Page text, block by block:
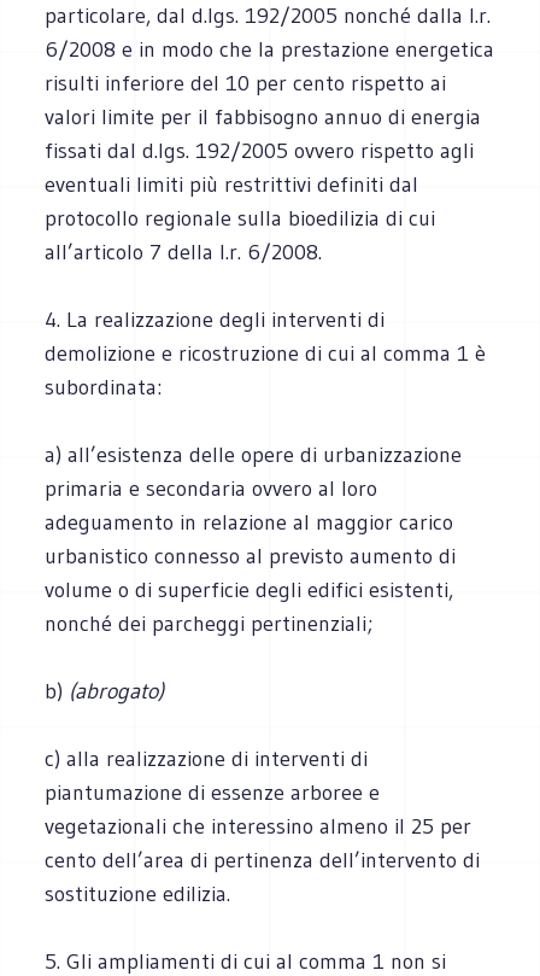
particolare, dal d.lgs. 192/2005 nonché dalla l.r.
6/2008 e in modo che la prestazione energetica
risulti inferiore del 10 per cento rispetto ai
valori limite per il fabbisogno annuo di energia
fissati dal d.lgs. 192/2005 ovvero rispetto agli
eventuali limiti più restrittivi definiti dal
protocollo regionale sulla bioedilizia di cui
all’articolo 7 della l.r. 6/2008.
4. La realizzazione degli interventi di
demolizione e ricostruzione di cui al comma 1 è
subordinata:
a) all’esistenza delle opere di urbanizzazione
primaria e secondaria ovvero al loro
adeguamento in relazione al maggior carico
urbanistico connesso al previsto aumento di
volume o di superficie degli edifici esistenti,
nonché dei parcheggi pertinenziali;
b) (abrogato)
c) alla realizzazione di interventi di
piantumazione di essenze arboree e
vegetazionali che interessino almeno il 25 per
cento dell’area di pertinenza dell’intervento di
sostituzione edilizia.
5. Gli ampliamenti di cui al comma 1 non si